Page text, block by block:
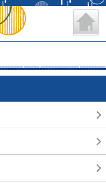
藍住町